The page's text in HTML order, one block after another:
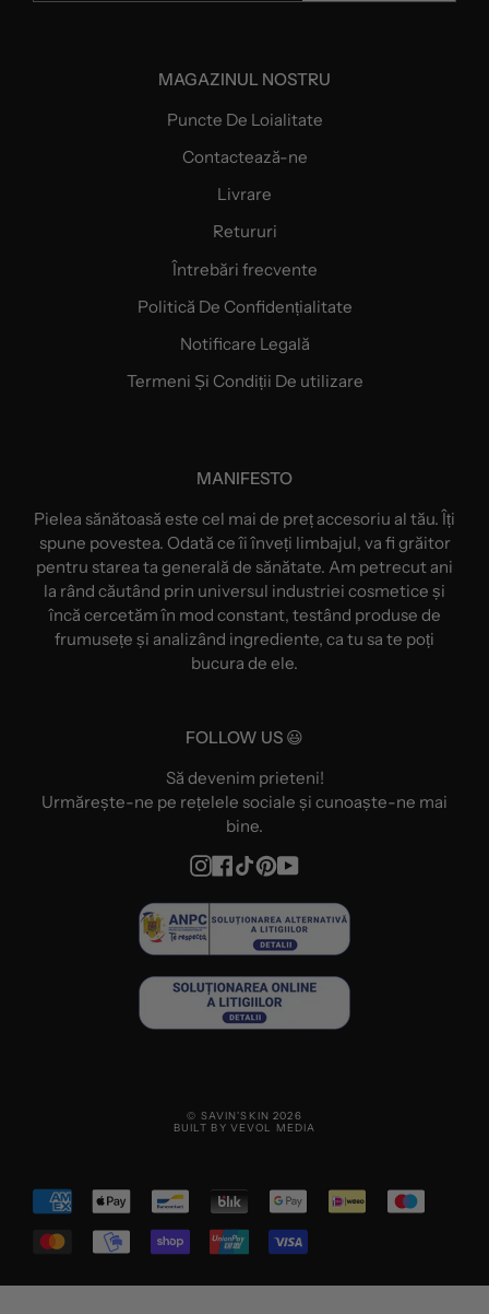
MAGAZINUL NOSTRU
Puncte De Loialitate
Contactează-ne
Livrare
Retururi
Întrebări frecvente
Politică De Confidențialitate
Notificare Legală
Termeni Și Condiții De utilizare
MANIFESTO
Pielea sănătoasă este cel mai de preț accesoriu al tău. Îți
spune povestea. Odată ce îi înveți limbajul, va fi grăitor
pentru starea ta generală de sănătate. Am petrecut ani
la rând căutând prin universul industriei cosmetice și
încă cercetăm în mod constant, testând produse de
frumusețe și analizând ingrediente, ca tu sa te poți
bucura de ele.
FOLLOW US 😃
Să devenim prieteni!
Urmărește-ne pe rețelele sociale și cunoaște-ne mai
bine.
Instagram
Facebook
TikTokPinterest
YouTube
© SAVIN'SKIN 2026
BUILT BY VEVOL MEDIA